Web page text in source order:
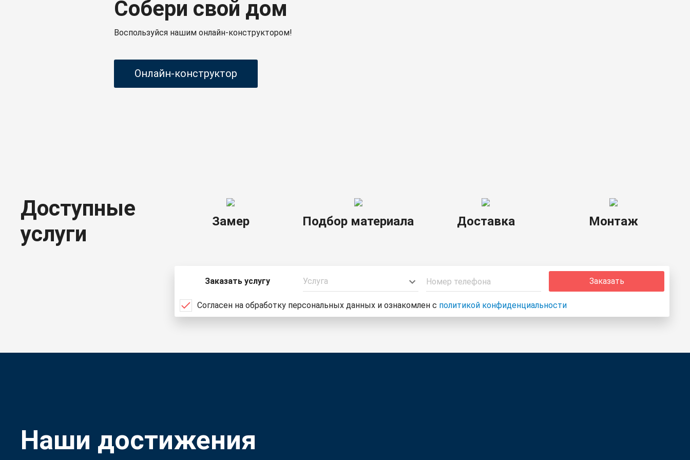
Собери свой дом
Воспользуйся нашим онлайн-конструктором!
Онлайн-конструктор
Услуги
Доступные
услуги
Замер Подбор материала Доставка Монтаж
Заказать услугу Услуга Заказать
Согласен на обработку персональных данных и ознакомлен с политикой конфиденциальности
Наши достижения